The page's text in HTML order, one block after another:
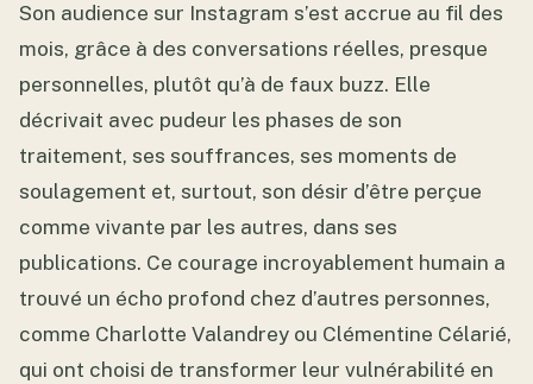
Son audience sur Instagram s’est accrue au fil des
mois, grâce à des conversations réelles, presque
personnelles, plutôt qu’à de faux buzz. Elle
décrivait avec pudeur les phases de son
traitement, ses souffrances, ses moments de
soulagement et, surtout, son désir d’être perçue
comme vivante par les autres, dans ses
publications. Ce courage incroyablement humain a
trouvé un écho profond chez d’autres personnes,
comme Charlotte Valandrey ou Clémentine Célarié,
qui ont choisi de transformer leur vulnérabilité en